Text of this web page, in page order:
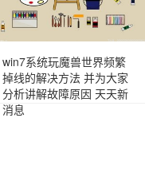
win7系统玩魔兽世界频繁
掉线的解决方法 并为大家
分析讲解故障原因 天天新
消息